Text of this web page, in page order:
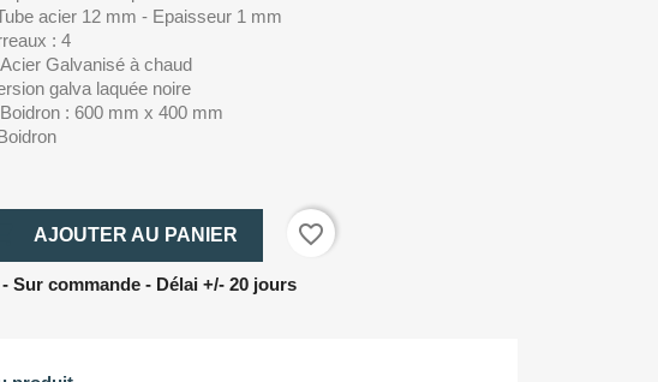
acier 12 mm - Epaisseur 1 mm
: 4
Galvanisé à chaud
galva laquée noire
: 600 mm x 400 mm
AJOUTER AU PANIER
favorite_border
Sur commande - Délai +/- 20 jours